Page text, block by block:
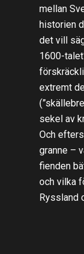
mellan
historien
det vill
1600-
extremt
sekel av
Och
granne –
fienden
och vilka
Ryssland